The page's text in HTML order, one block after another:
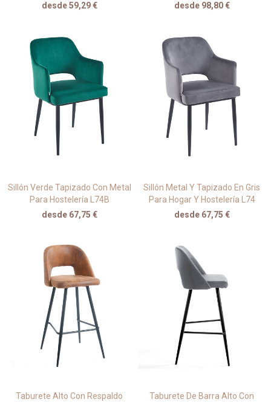
desde 59,29 €
desde 98,80 €
Sillón Verde Tapizado Con Metal
Para Hostelería L74B
desde 67,75 €
Sillón Metal Y Tapizado En Gris
Para Hogar Y Hostelería L74
desde 67,75 €
Taburete Alto Con Respaldo
Taburete De Barra Alto Con